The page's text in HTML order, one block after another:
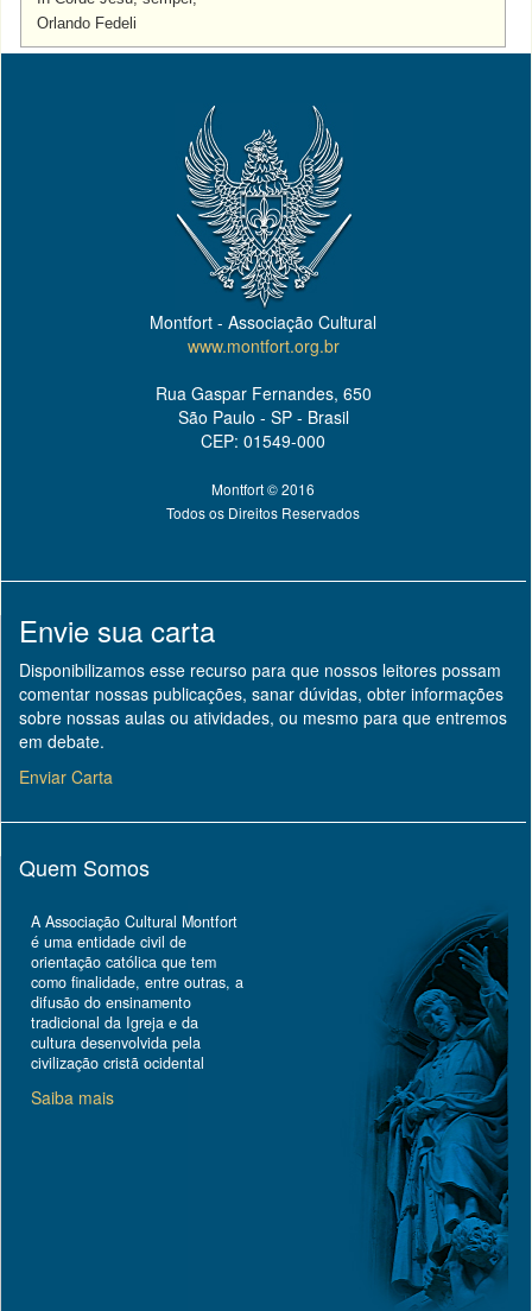
Orlando Fedeli
Montfort - Associação Cultural
www.montfort.org.br
Rua Gaspar Fernandes, 650
São Paulo - SP - Brasil
CEP: 01549-000
Montfort © 2016
Todos os Direitos Reservados
Envie sua carta
Disponibilizamos esse recurso para que nossos leitores possam
comentar nossas publicações, sanar dúvidas, obter informações
sobre nossas aulas ou atividades, ou mesmo para que entremos
em debate.
Enviar Carta
Quem Somos
A Associação Cultural Montfort
é uma entidade civil de
orientação católica que tem
como finalidade, entre outras, a
difusão do ensinamento
tradicional da Igreja e da
cultura desenvolvida pela
civilização cristã ocidental
Saiba mais